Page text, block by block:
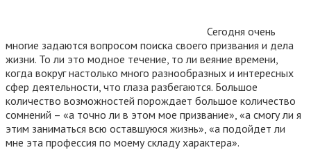
Сегодня очень
многие задаются вопросом поиска своего призвания и дела
жизни. То ли это модное течение, то ли веяние времени,
когда вокруг настолько много разнообразных и интересных
сфер деятельности, что глаза разбегаются. Большое
количество возможностей порождает большое количество
сомнений – «а точно ли в этом мое призвание», «а смогу ли я
этим заниматься всю оставшуюся жизнь», «а подойдет ли
мне эта профессия по моему складу характера».